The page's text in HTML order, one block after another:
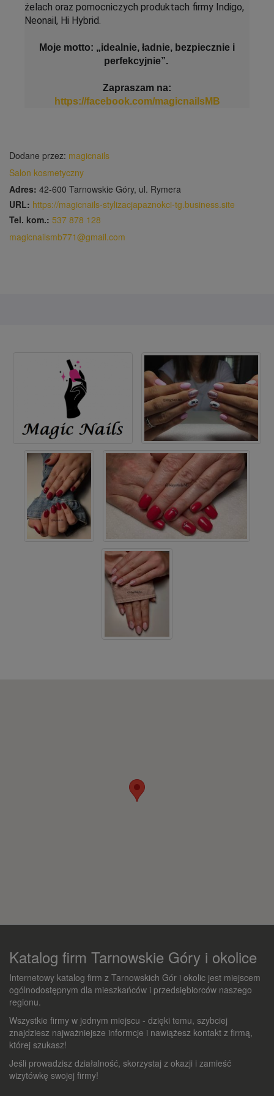
żelach oraz pomocniczych produktach firmy Indigo,
Neonail, Hi Hybrid.
Moje motto: „idealnie, ładnie, bezpiecznie i
perfekcyjnie”.
Zapraszam na:
https://facebook.com/magicnailsMB
Dodane przez: magicnails
Salon kosmetyczny
Adres: 42-600 Tarnowskie Góry, ul. Rymera
URL: https://magicnails-stylizacjapaznokci-tg.business.site
Tel. kom.: 537 878 128
magicnailsmb771@gmail.com
Katalog firm Tarnowskie Góry i okolice
Internetowy katalog firm z Tarnowskich Gór i okolic jest miejscem
ogólnodostępnym dla mieszkańców i przedsiębiorców naszego
regionu.
Wszystkie firmy w jednym miejscu - dzięki temu, szybciej
znajdziesz najważniejsze informcje i nawiążesz kontakt z firmą,
której szukasz!
Jeśli prowadzisz działalność, skorzystaj z okazji i zamieść
wizytówkę swojej firmy!